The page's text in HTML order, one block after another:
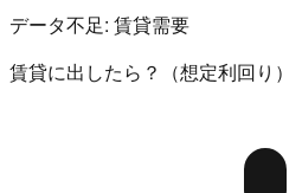
データ不足: 賃貸需要
賃貸に出したら？（想定利回り）